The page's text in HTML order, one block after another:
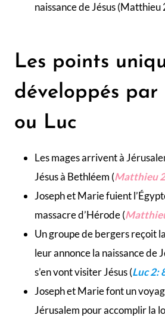
naissance de Jésus (Matthieu
Les points
développés
ou Luc
Les mages arrivent à
Jésus à Bethléem (Matthieu
Joseph et Marie fuient
massacre d’Hérode (
Un groupe de bergers reçoit
leur annonce la naissance de
s’en vont visiter Jésus (Luc 2:
Joseph et Marie font un
Jérusalem pour accomplir la